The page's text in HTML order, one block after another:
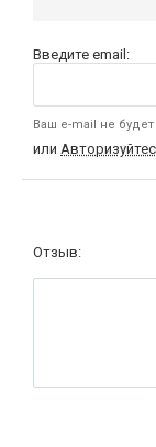
Введите email:
Ваш e-mail не
или
Отзыв: